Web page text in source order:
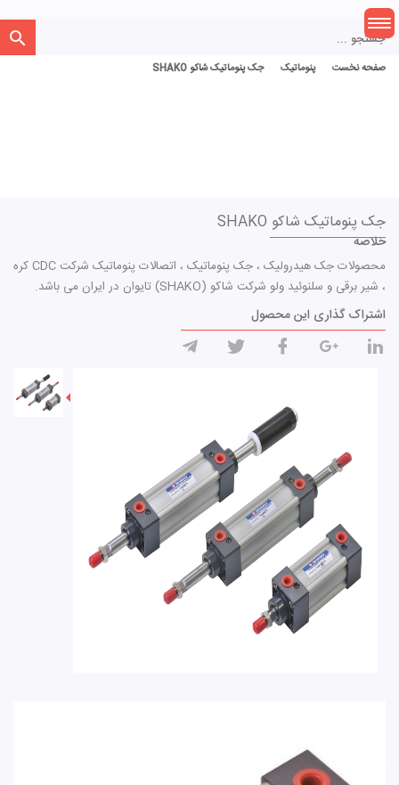
صفحه نخست
جستجو ...
صفحه نخست پنوماتیک جک پنوماتیک شاکو SHAKO
جک پنوماتیک شاکو SHAKO
خلاصه
محصولات جک هیدرولیک ، جک پنوماتیک ، اتصالات پنوماتیک شرکت CDC کره
، شیر برقی و سلنوئید ولو شرکت شاکو (SHAKO) تایوان در ایران می باشد.
اشتراک گذاری این محصول